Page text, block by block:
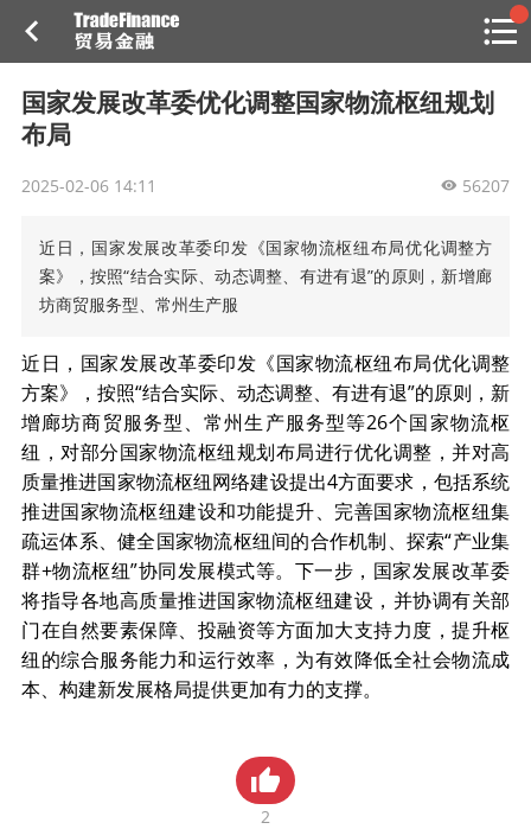
国家发展改革委优化调整国家物流枢纽规划
布局
2025-02-06 14:11 56207
近日，国家发展改革委印发《国家物流枢纽布局优化调整方
案》，按照“结合实际、动态调整、有进有退”的原则，新增廊
坊商贸服务型、常州生产服
近日，国家发展改革委印发《国家物流枢纽布局优化调整
方案》，按照“结合实际、动态调整、有进有退”的原则，新
增廊坊商贸服务型、常州生产服务型等26个国家物流枢
纽，对部分国家物流枢纽规划布局进行优化调整，并对高
质量推进国家物流枢纽网络建设提出4方面要求，包括系统
推进国家物流枢纽建设和功能提升、完善国家物流枢纽集
疏运体系、健全国家物流枢纽间的合作机制、探索“产业集
群+物流枢纽”协同发展模式等。下一步，国家发展改革委
将指导各地高质量推进国家物流枢纽建设，并协调有关部
门在自然要素保障、投融资等方面加大支持力度，提升枢
纽的综合服务能力和运行效率，为有效降低全社会物流成
本、构建新发展格局提供更加有力的支撑。
2
热
点
贸金说图
专家投稿
贸金招聘
贸金微博
贸金书店
贸金投融（投融资信息平台）
活动
研习社
消息
我的
贸金书城
贸金公众号
贸金APP